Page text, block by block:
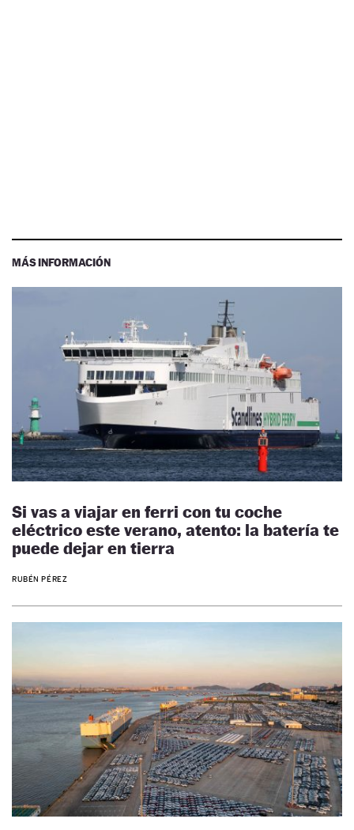
MÁS INFORMACIÓN
Si vas a viajar en ferri con tu coche
eléctrico este verano, atento: la batería te
puede dejar en tierra
RUBÉN PÉREZ